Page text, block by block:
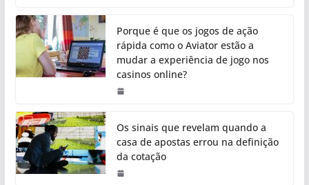
Porque é que os jogos de ação
rápida como o Aviator estão a
mudar a experiência de jogo nos
casinos online?
Os sinais que revelam quando a
casa de apostas errou na definição
da cotação